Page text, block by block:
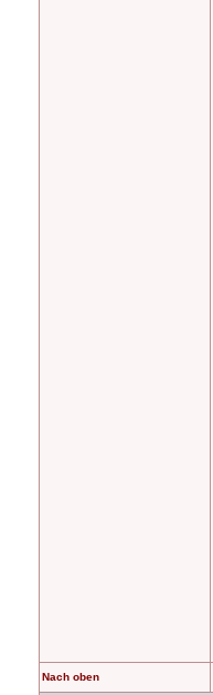
Nach oben